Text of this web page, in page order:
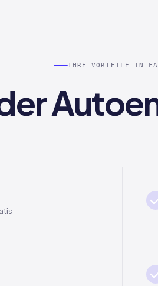
IHRE VORTEILE IN